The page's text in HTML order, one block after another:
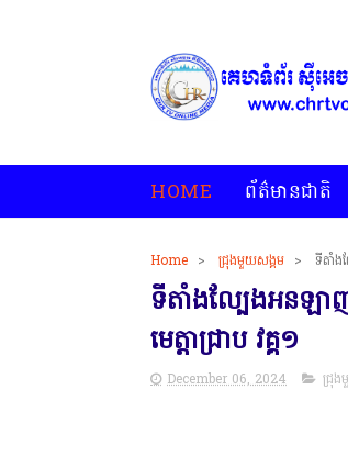
HOME ព័ត៌មានជាតិ
Home > ជ្រុងមួយសង្គម > ទីតាំង
ទីតាំងល្បែងអនឡ
មេត្តាជ្រាប វគ្គ១
December 06, 2024 ជ្រុង